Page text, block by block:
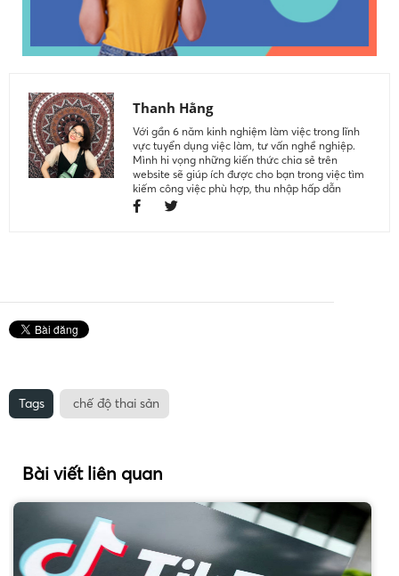
Thanh Hằng
Với gần 6 năm kinh nghiệm làm việc trong lĩnh
vực tuyển dụng việc làm, tư vấn nghề nghiệp.
Mình hi vọng những kiến thức chia sẻ trên
website sẽ giúp ích được cho bạn trong việc tìm
kiếm công việc phù hợp, thu nhập hấp dẫn
Tags chế độ thai sản
Bài viết liên quan